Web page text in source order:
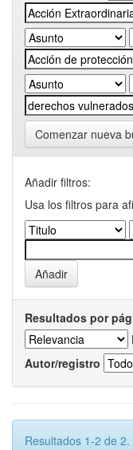
Comenzar nueva
Añadir filtros:
Usa los filtros para
Resultados por
Autor/registro
Resultados 1-2 de 2.